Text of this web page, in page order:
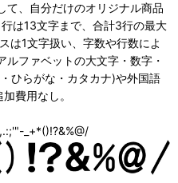
て、自分だけのオリジナル商品
は13文字まで、合計3行の最大
は1文字扱い、字数や行数によ
ルファベットの大文字・数字・
ひらがな・カタカナ)や外国語
費用なし。
_+*()!?&%@/